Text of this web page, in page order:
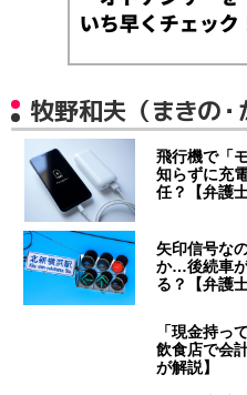
牧野和夫（まきの
飛行機で「
知らずに充
任？【弁護
矢印信号な
か…後続車
る？【弁護
「現金持っ
飲食店で会
が解説】